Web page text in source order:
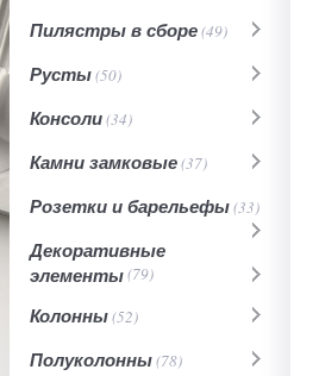
Пилястры в сборе(49)
Русты(50)
Консоли(34)
Камни замковые(37)
Розетки и барельефы(33)
Декоративные
элементы(79)
Колонны(52)
Полуколонны(78)